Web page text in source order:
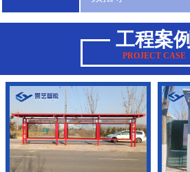
工程案例
PROJECT CASE